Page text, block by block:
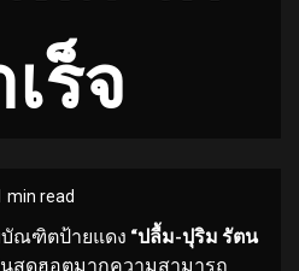
ร็จ
min read
บัณฑิตป้ายแดง “ปลื้ม-ปุริม รัตน
สุดฮอตมากความสามารถ